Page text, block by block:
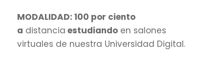
MODALIDAD: 100 por ciento
a distancia estudiando en salones
virtuales de nuestra Universidad Digital.